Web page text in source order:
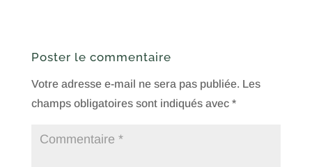
Poster le commentaire
Votre adresse e-mail ne sera pas publiée. Les
champs obligatoires sont indiqués avec *